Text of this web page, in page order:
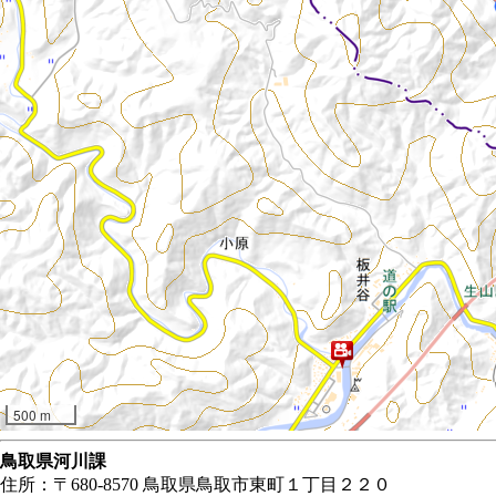
500 m
鳥取県河川課
住所：〒680-8570 鳥取県鳥取市東町１丁目２２０